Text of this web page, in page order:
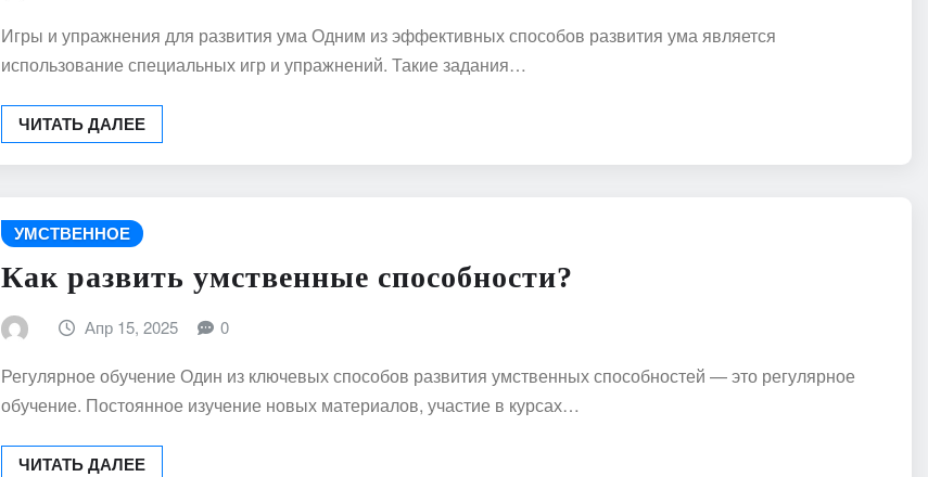
Игры и упражнения для развития ума Одним из эффективных способов развития ума является
использование специальных игр и упражнений. Такие задания…
ЧИТАТЬ ДАЛЕЕ
УМСТВЕННОЕ
Как развить умственные способности?
Апр 15, 2025 0
Регулярное обучение Один из ключевых способов развития умственных способностей — это регулярное
обучение. Постоянное изучение новых материалов, участие в курсах…
ЧИТАТЬ ДАЛЕЕ